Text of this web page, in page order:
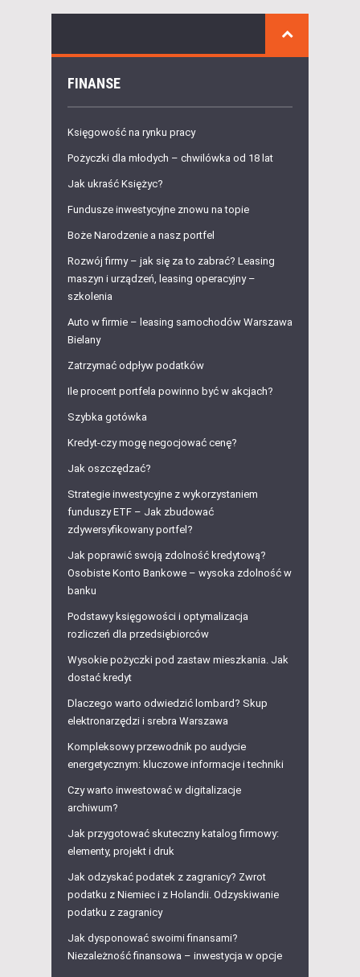
FINANSE
Księgowość na rynku pracy
Pożyczki dla młodych – chwilówka od 18 lat
Jak ukraść Księżyc?
Fundusze inwestycyjne znowu na topie
Boże Narodzenie a nasz portfel
Rozwój firmy – jak się za to zabrać? Leasing
maszyn i urządzeń, leasing operacyjny –
szkolenia
Auto w firmie – leasing samochodów Warszawa
Bielany
Zatrzymać odpływ podatków
Ile procent portfela powinno być w akcjach?
Szybka gotówka
Kredyt-czy mogę negocjować cenę?
Jak oszczędzać?
Strategie inwestycyjne z wykorzystaniem
funduszy ETF – Jak zbudować
zdywersyfikowany portfel?
Jak poprawić swoją zdolność kredytową?
Osobiste Konto Bankowe – wysoka zdolność w
banku
Podstawy księgowości i optymalizacja
rozliczeń dla przedsiębiorców
Wysokie pożyczki pod zastaw mieszkania. Jak
dostać kredyt
Dlaczego warto odwiedzić lombard? Skup
elektronarzędzi i srebra Warszawa
Kompleksowy przewodnik po audycie
energetycznym: kluczowe informacje i techniki
Czy warto inwestować w digitalizacje
archiwum?
Jak przygotować skuteczny katalog firmowy:
elementy, projekt i druk
Jak odzyskać podatek z zagranicy? Zwrot
podatku z Niemiec i z Holandii. Odzyskiwanie
podatku z zagranicy
Jak dysponować swoimi finansami?
Niezależność finansowa – inwestycja w opcje